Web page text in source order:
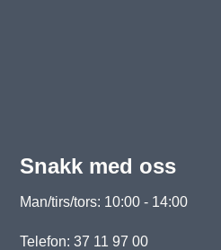
Snakk med oss
Man/tirs/tors: 10:00 - 14:00
Telefon: 37 11 97 00